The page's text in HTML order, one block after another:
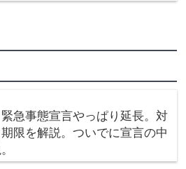
緊急事態宣言やっぱり延長。対
限を解説。ついでに宣言の中